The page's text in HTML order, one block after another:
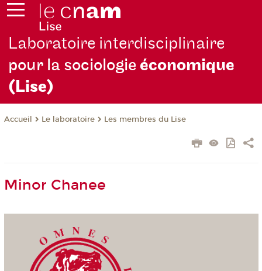
Laboratoire interdisciplinaire
pour la sociologieéconomique
(Lise)
Accueil Le laboratoire Les membres du Lise
Minor Chanee